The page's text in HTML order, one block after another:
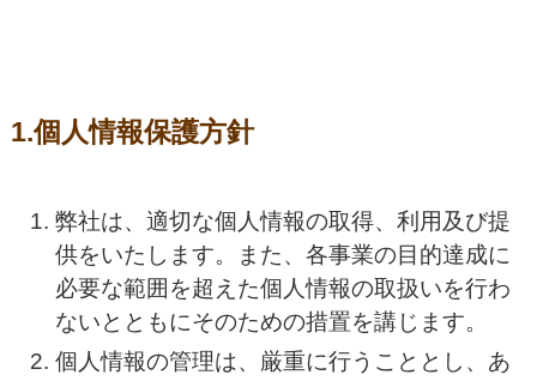
1.個人情報保護方針
弊社は、適切な個人情報の取得、利用及び提
供をいたします。また、各事業の目的達成に
必要な範囲を超えた個人情報の取扱いを行わ
ないとともにそのための措置を講じます。
個人情報の管理は、厳重に行うこととし、あ